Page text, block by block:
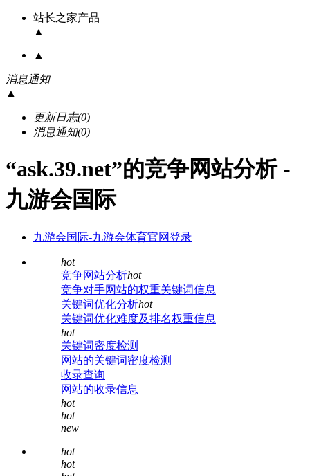
站长之家产品
▲
▲
消息通知
▲
更新日志(0)
消息通知(0)
“ask.39.net”的竞争网站分析 -
九游会国际
九游会国际-九游会体育官网登录
hot
竞争网站分析hot
竞争对手网站的权重关键词信息
关键词优化分析hot
关键词优化难度及排名权重信息
hot
关键词密度检测
网站的关键词密度检测
收录查询
网站的收录信息
hot
hot
new
hot
hot